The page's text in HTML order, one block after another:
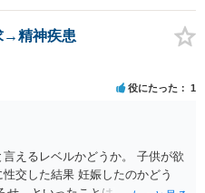
→精神疾患
役にたった 1
えるレベルかどうか。 子供が欲
交した結果 妊娠したのかどう